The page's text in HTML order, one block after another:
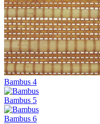
Bambus 4
Bambus 5
Bambus 6